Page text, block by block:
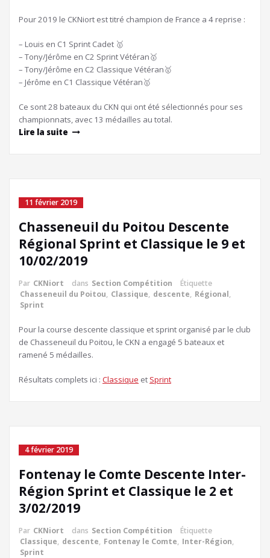
Pour 2019 le CKNiort est titré champion de France a 4 reprise :
– Louis en C1 Sprint Cadet 🥇
– Tony/Jérôme en C2 Sprint Vétéran🥇
– Tony/Jérôme en C2 Classique Vétéran🥇
– Jérôme en C1 Classique Vétéran🥇
Ce sont 28 bateaux du CKN qui ont été sélectionnés pour ses
championnats, avec 13 médailles au total.
Lire la suite
11 février 2019
Chasseneuil du Poitou Descente
Régional Sprint et Classique le 9 et
10/02/2019
Par CKNiort dans Section Compétition
Étiquette
Chasseneuil du Poitou, Classique, descente, Régional,
Sprint
Pour la course descente classique et sprint organisé par le club
de Chasseneuil du Poitou, le CKN a engagé 5 bateaux et
ramené 5 médailles.
Résultats complets ici : Classique et Sprint
4 février 2019
Fontenay le Comte Descente Inter-
Région Sprint et Classique le 2 et
3/02/2019
Par CKNiort dans Section Compétition
Étiquette
Classique, descente, Fontenay le Comte, Inter-Région,
Sprint